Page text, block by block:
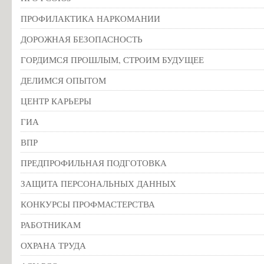
ПРОФИЛАКТИКА НАРКОМАНИИ
ДОРОЖНАЯ БЕЗОПАСНОСТЬ
ГОРДИМСЯ ПРОШЛЫМ, СТРОИМ БУДУЩЕЕ
ДЕЛИМСЯ ОПЫТОМ
ЦЕНТР КАРЬЕРЫ
ГИА
ВПР
ПРЕДПРОФИЛЬНАЯ ПОДГОТОВКА
ЗАЩИТА ПЕРСОНАЛЬНЫХ ДАННЫХ
КОНКУРСЫ ПРОФМАСТЕРСТВА
РАБОТНИКАМ
ОХРАНА ТРУДА